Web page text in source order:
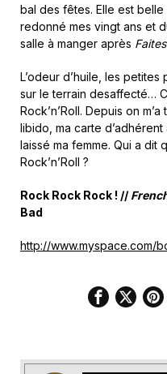
bal des fêtes. Elle est belle
redonné mes vingt ans et
salle à manger après
L’odeur d’huile, les
sur le terrain desaffecté…
Rock’n’Roll. Depuis on
libido, ma carte d’adhérent
laissé ma femme. Qui a dit
Rock’n’Roll ?
Rock Rock Rock ! //
Bad
http://www.myspace.com/